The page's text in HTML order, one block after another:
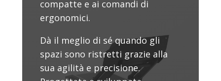
compatte e ai comandi di
ergonomici.
Dà il meglio di sé quando gli
spazi sono ristretti grazie alla
sua agilità e precisione.